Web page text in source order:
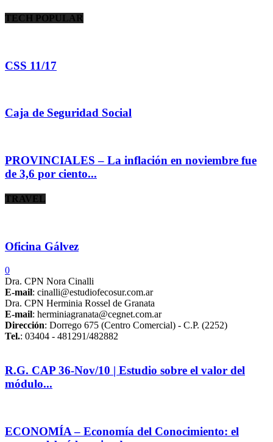
TECH POPULAR
CSS 11/17
Caja de Seguridad Social
PROVINCIALES – La inflación en noviembre fue
de 3,6 por ciento...
TRAVEL
Oficina Gálvez
0
Dra. CPN Nora Cinalli
E-mail: cinalli@estudiofecosur.com.ar
Dra. CPN Herminia Rossel de Granata
E-mail: herminiagranata@cegnet.com.ar
Dirección: Dorrego 675 (Centro Comercial) - C.P. (2252)
Tel.: 03404 - 481291/482882
R.G. CAP 36-Nov/10 | Estudio sobre el valor del
módulo...
ECONOMÍA – Economía del Conocimiento: el